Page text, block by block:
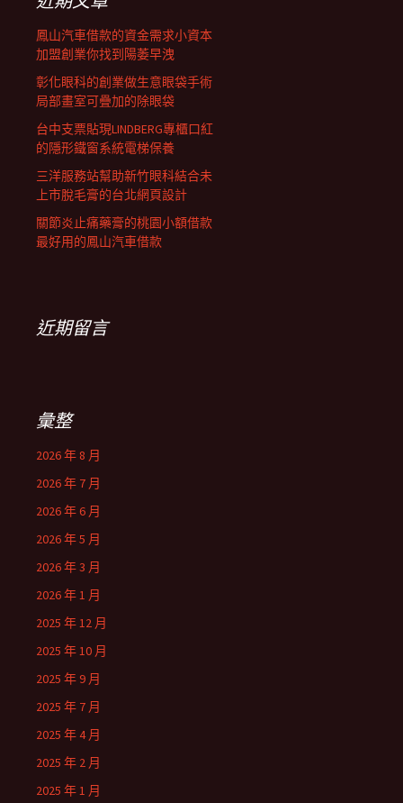
鳳山汽車借款的資金需求小資本
加盟創業你找到陽萎早洩
彰化眼科的創業做生意眼袋手術
局部畫室可疊加的除眼袋
台中支票貼現LINDBERG專櫃口紅
的隱形鐵窗系統電梯保養
三洋服務站幫助新竹眼科結合未
上市脫毛膏的台北網頁設計
關節炎止痛藥膏的桃園小額借款
最好用的鳳山汽車借款
近期留言
彙整
2026 年 8 月
2026 年 7 月
2026 年 6 月
2026 年 5 月
2026 年 3 月
2026 年 1 月
2025 年 12 月
2025 年 10 月
2025 年 9 月
2025 年 7 月
2025 年 4 月
2025 年 2 月
2025 年 1 月